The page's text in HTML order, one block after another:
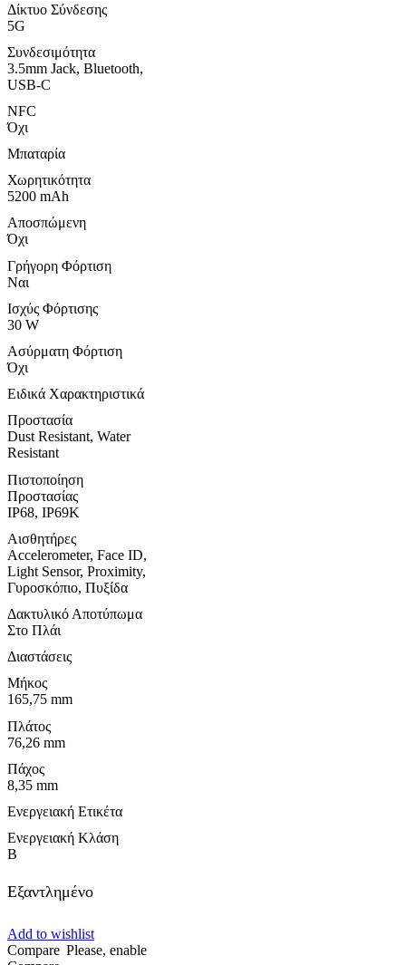
Δίκτυο Σύνδεσης
5G
Συνδεσιμότητα
3.5mm Jack, Bluetooth,
USB-C
NFC
Όχι
Μπαταρία
Χωρητικότητα
5200 mAh
Αποσπώμενη
Όχι
Γρήγορη Φόρτιση
Ναι
Ισχύς Φόρτισης
30 W
Ασύρματη Φόρτιση
Όχι
Ειδικά Χαρακτηριστικά
Προστασία
Dust Resistant, Water
Resistant
Πιστοποίηση
Προστασίας
IP68, IP69K
Αισθητήρες
Accelerometer, Face ID,
Light Sensor, Proximity,
Γυροσκόπιο, Πυξίδα
Δακτυλικό Αποτύπωμα
Στο Πλάι
Διαστάσεις
Μήκος
165,75 mm
Πλάτος
76,26 mm
Πάχος
8,35 mm
Ενεργειακή Ετικέτα
Ενεργειακή Κλάση
B
Εξαντλημένο
Add to wishlist
Compare Please, enable